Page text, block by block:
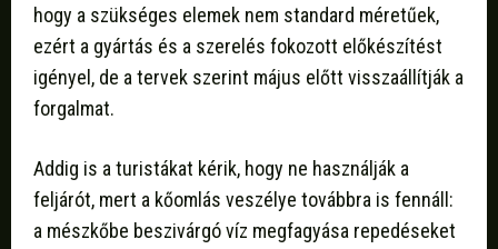
hogy a szükséges elemek nem standard méretűek,
ezért a gyártás és a szerelés fokozott előkészítést
igényel, de a tervek szerint május előtt visszaállítják a
forgalmat.
Addig is a turistákat kérik, hogy ne használják a
feljárót, mert a kőomlás veszélye továbbra is fennáll:
a mészkőbe beszivárgó víz megfagyása repedéseket